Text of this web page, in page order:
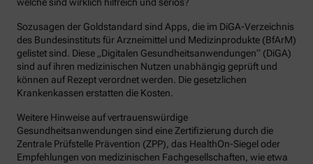
welche sind wirklich hilfreich und seriös?
Sozusagen der Goldstandard sind Apps, die im DiGA-Verzeichnis
des Bundesinstituts für Arzneimittel und Medizinprodukte (BfArM)
gelistet sind. Diese „Digitalen Gesundheitsanwendungen“ (DiGA)
sind auf ihren medizinischen Nutzen unabhängig geprüft und
können auf Rezept verordnet werden. Die gesetzlichen
Krankenkassen erstatten die Kosten.
Weitere Hinweise auf vertrauenswürdige
Gesundheitsanwendungen sind eine Zertifizierung durch die
Zentrale Prüfstelle Prävention (ZPP), das HealthOn-Siegel oder
Empfehlungen von medizinischen Fachgesellschaften, wie etwa